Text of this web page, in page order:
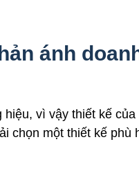
ánh
vì vậy thiết kế
chọn một thiết kế